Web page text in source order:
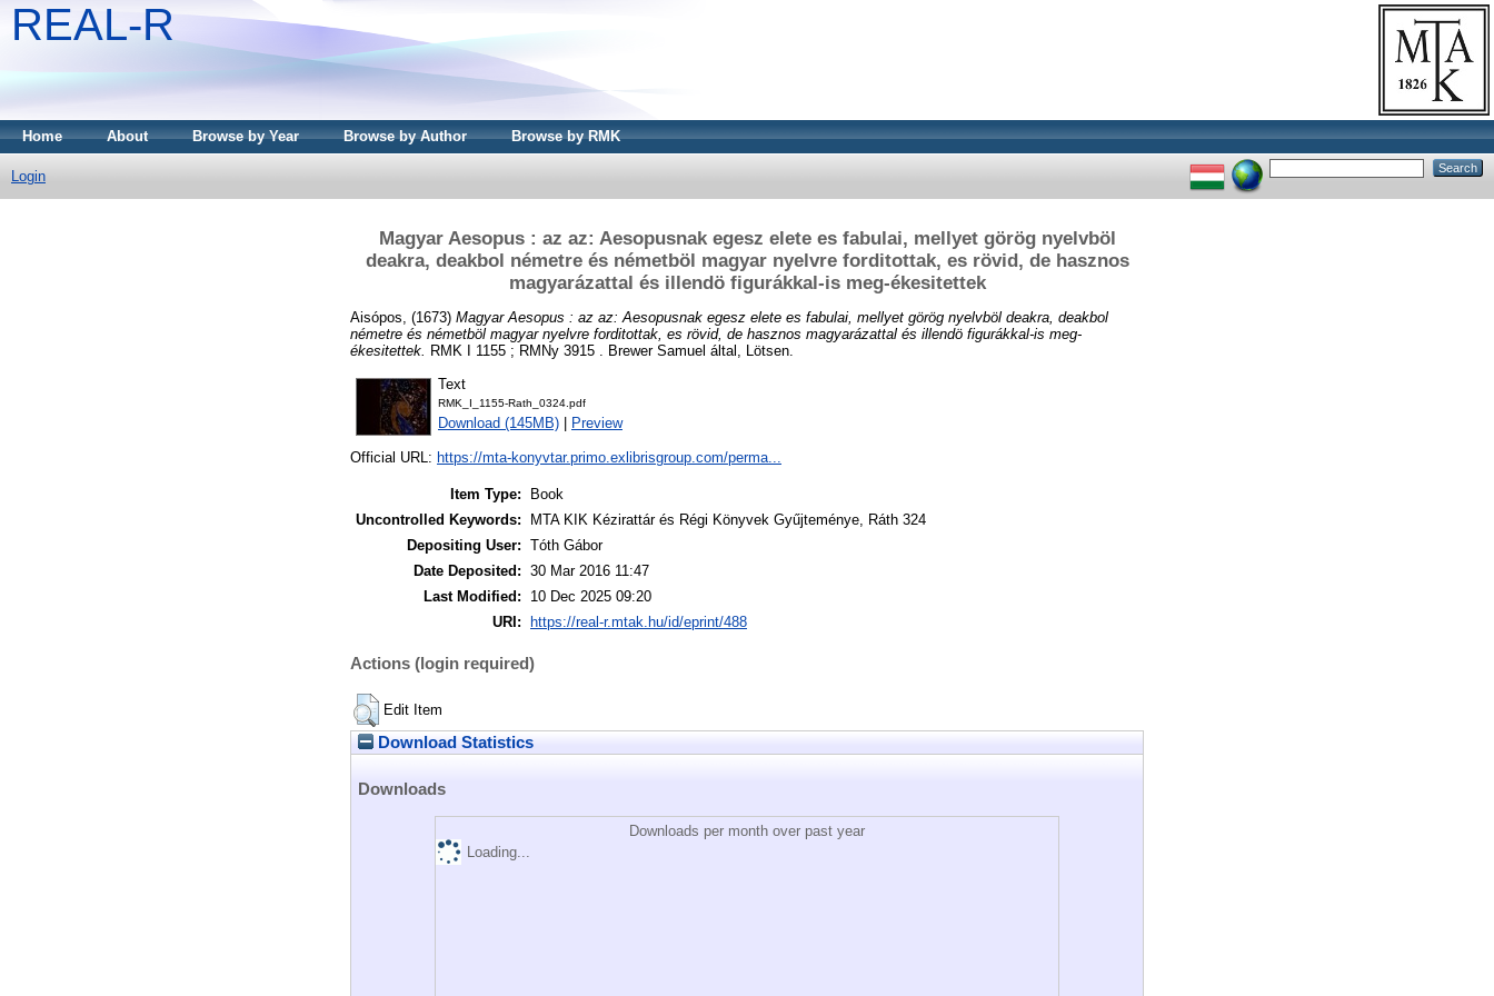
REAL-R
Home About Browse by Year Browse by Author Browse by RMK
Login
Magyar Aesopus : az az: Aesopusnak egesz elete es fabulai, mellyet görög nyelvböl
deakra, deakbol németre és németböl magyar nyelvre forditottak, es rövid, de hasznos
magyarázattal és illendö figurákkal-is meg-ékesitettek
Aisópos, (1673) Magyar Aesopus : az az: Aesopusnak egesz elete es fabulai, mellyet görög nyelvböl deakra, deakbol
németre és németböl magyar nyelvre forditottak, es rövid, de hasznos magyarázattal és illendö figurákkal-is meg-
ékesitettek. RMK I 1155 ; RMNy 3915 . Brewer Samuel által, Lötsen.
Text
RMK_I_1155-Rath_0324.pdf
Download (145MB) Preview
Official URL: https://mta-konyvtar.primo.exlibrisgroup.com/perma...
Item Type:
Book
Uncontrolled Keywords:
MTA KIK Kézirattár és Régi Könyvek Gyűjteménye, Ráth 324
Depositing User: Tóth Gábor
Date Deposited: 30 Mar 2016 11:47
Last Modified:
10 Dec 2025 09:20
URI:
https://real-r.mtak.hu/id/eprint/488
Actions (login required)
Edit Item
Download Statistics
Downloads
Downloads per month over past year
Loading...